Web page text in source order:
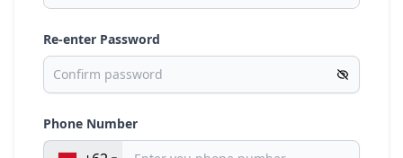
Re-enter Password
Phone Number